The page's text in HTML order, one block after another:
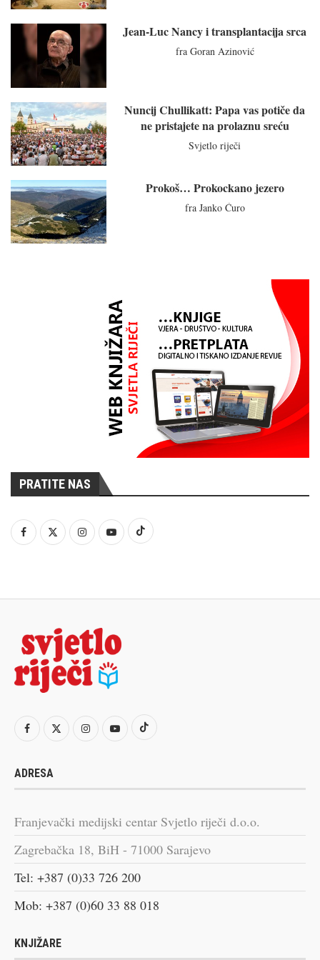
Jean-Luc Nancy i transplantacija srca
fra Goran Azinović
Nuncij Chullikatt: Papa vas potiče da
ne pristajete na prolaznu sreću
Svjetlo riječi
Prokoš… Prokockano jezero
fra Janko Ćuro
PRATITE NAS
ADRESA
Franjevački medijski centar Svjetlo riječi d.o.o.
Zagrebačka 18, BiH - 71000 Sarajevo
Tel: +387 (0)33 726 200
Mob: +387 (0)60 33 88 018
KNJIŽARE